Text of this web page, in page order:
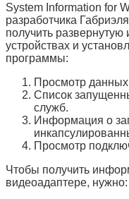
System Information for
разработчика
получить
устройствах и
программы:
Просмотр
Список
служб.
Информация о
Просмотр
Чтобы получить
видеоадаптере, нужно: